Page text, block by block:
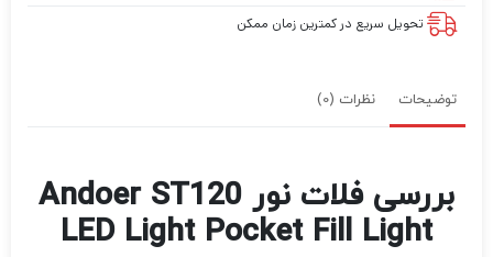
تحویل سریع در کمترین زمان ممکن
توضیحات نظرات (0)
بررسی فلات نور Andoer ST120
LED Light Pocket Fill Light